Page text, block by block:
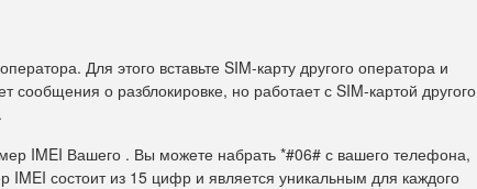
Для этого вставьте SIM-карту другого оператора и
о разблокировке, но работает с SIM-картой другого
IMEI Вашего . Вы можете набрать *#06# с вашего телефона,
состоит из 15 цифр и является уникальным для каждого